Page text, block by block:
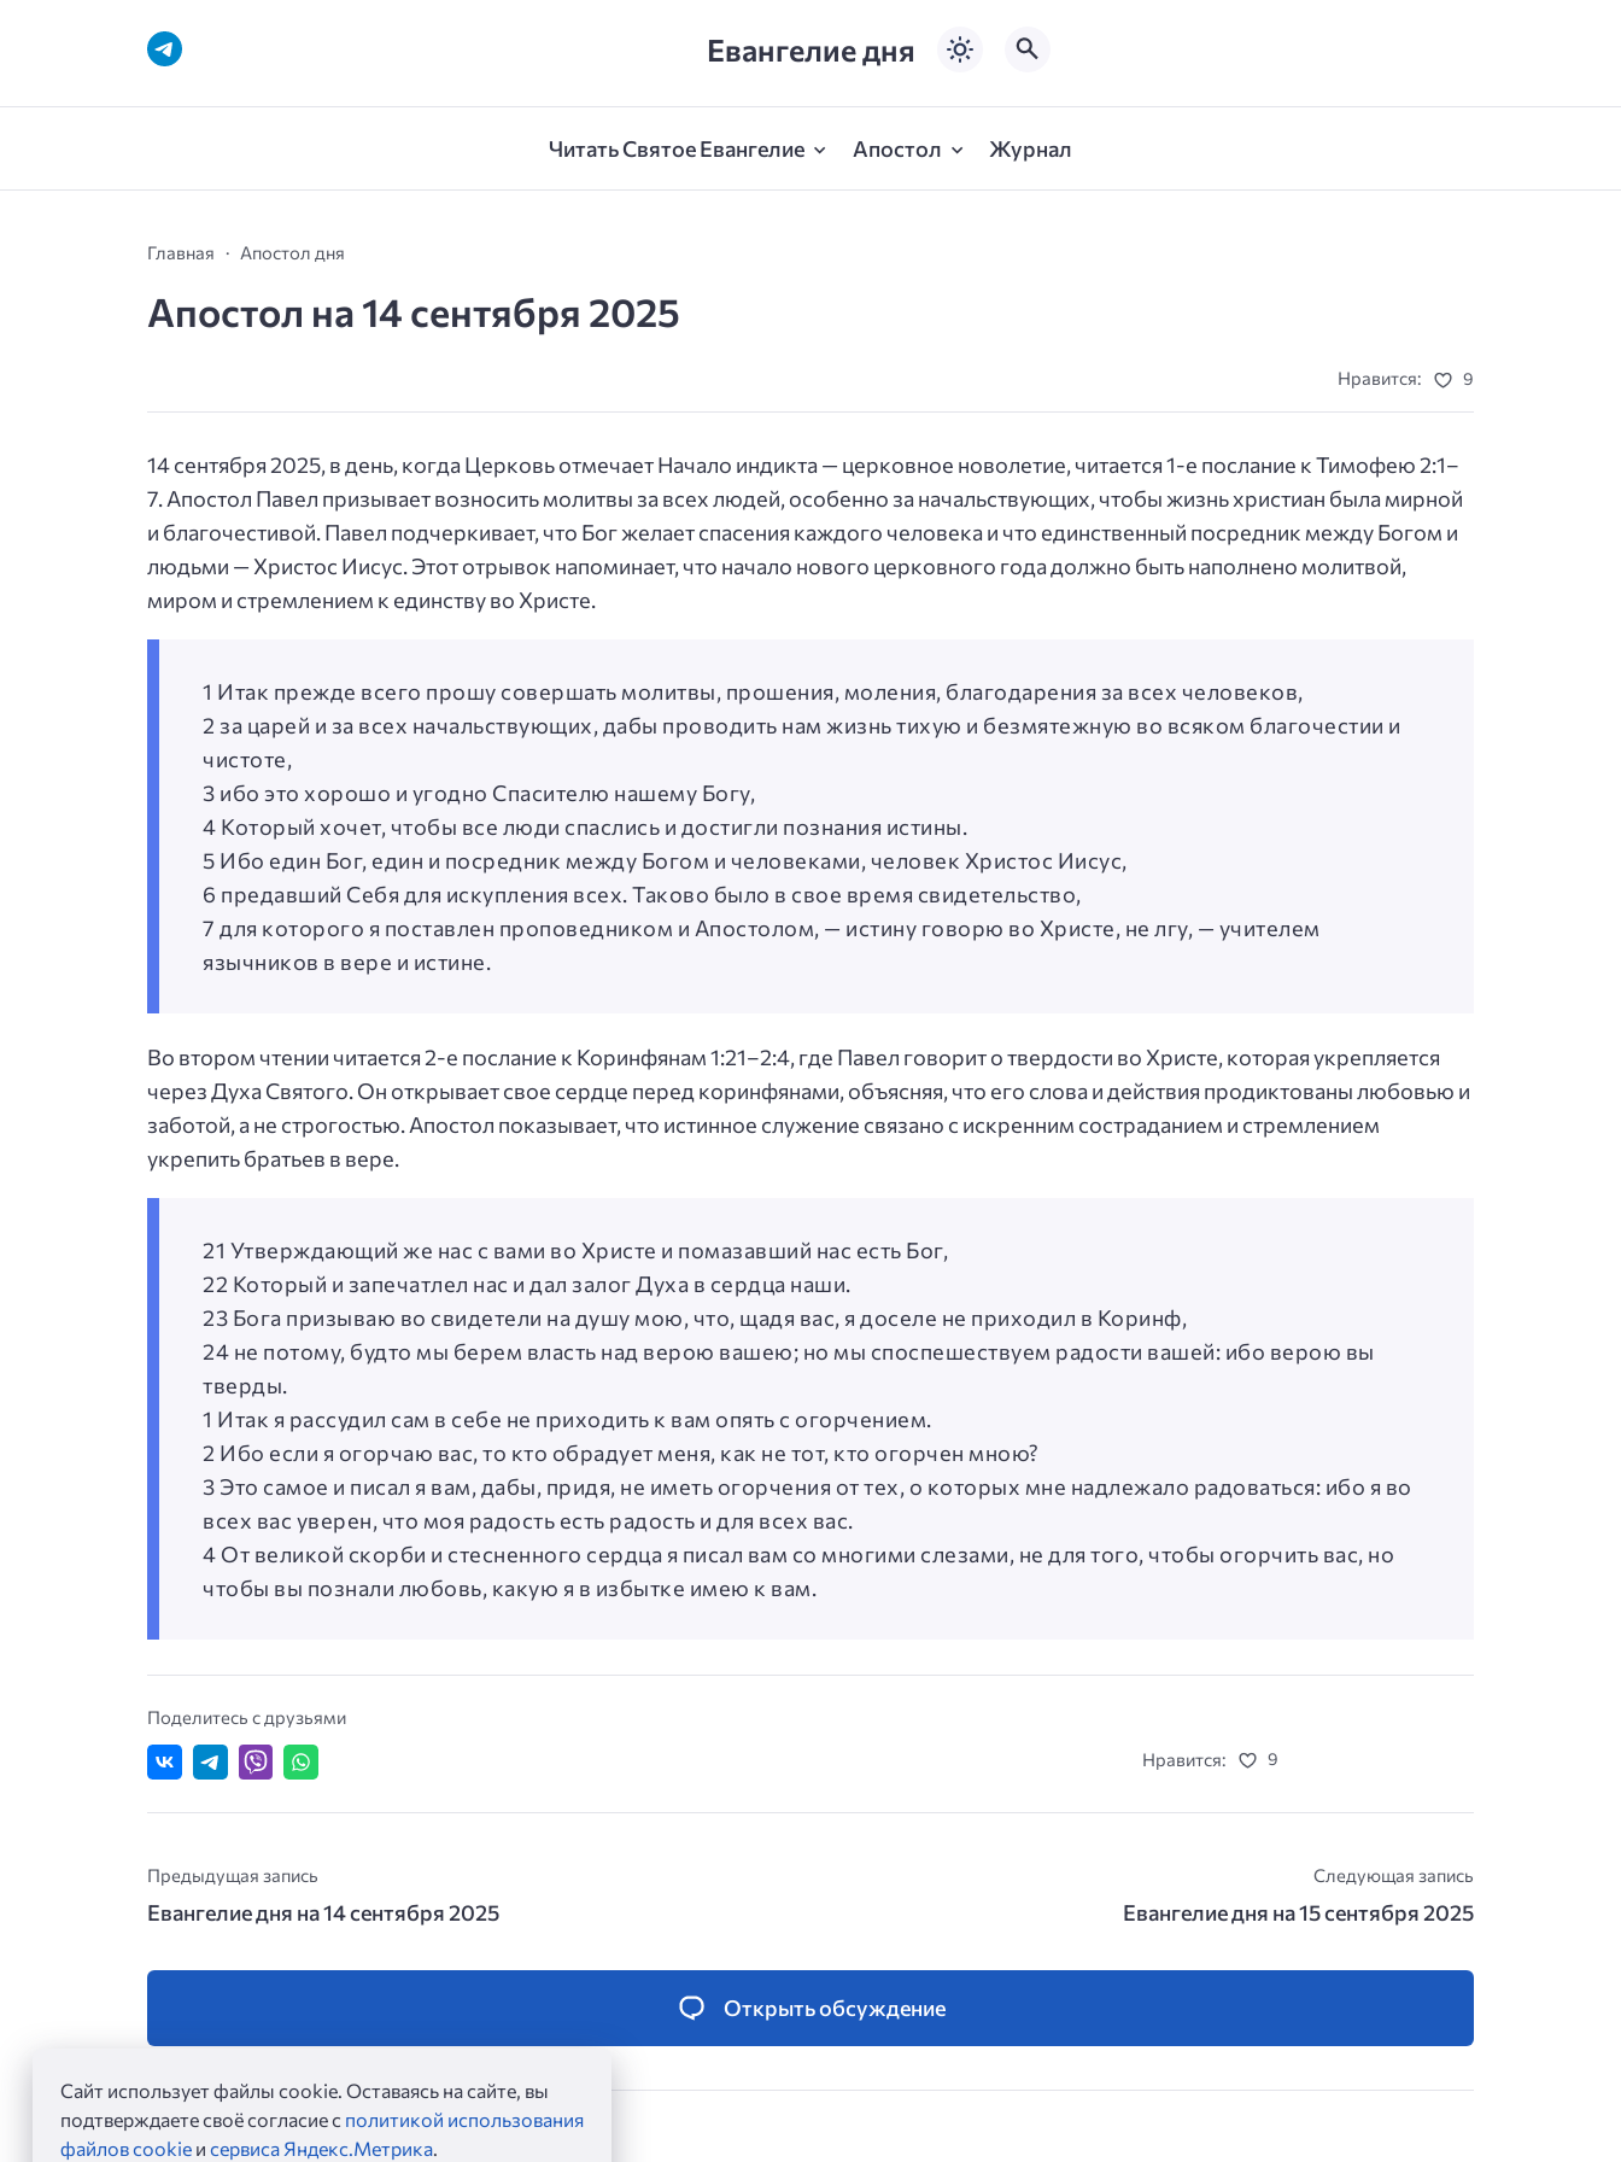
Евангелие дня
Читать Святое Евангелие Апостол Журнал
Главная Апостол дня
Апостол на 14 сентября 2025
Нравится: 9
14 сентября 2025, в день, когда Церковь отмечает Начало индикта — церковное новолетие, читается 1-е послание к Тимофею 2:1–
7.Апостол Павел призывает возносить молитвы за всех людей, особенно за начальствующих, чтобы жизнь христиан была мирной
и благочестивой. Павел подчеркивает, что Бог желает спасения каждого человека и что единственный посредник между Богом и
людьми — Христос Иисус. Этот отрывок напоминает, что начало нового церковного года должно быть наполнено молитвой,
миром и стремлением к единству во Христе.
1 Итак прежде всего прошу совершать молитвы, прошения, моления, благодарения за всех человеков,
2 за царей и за всех начальствующих, дабы проводить нам жизнь тихую и безмятежную во всяком благочестии и
чистоте,
3 ибо это хорошо и угодно Спасителю нашему Богу,
4 Который хочет, чтобы все люди спаслись и достигли познания истины.
5 Ибо един Бог, един и посредник между Богом и человеками, человек Христос Иисус,
6 предавший Себя для искупления всех. Таково было в свое время свидетельство,
7 для которого я поставлен проповедником и Апостолом, — истину говорю во Христе, не лгу, — учителем
язычников в вере и истине.
Во втором чтении читается 2-е послание к Коринфянам 1:21–2:4, где Павел говорит о твердости во Христе, которая укрепляется
через Духа Святого. Он открывает свое сердце перед коринфянами, объясняя, что его слова и действия продиктованы любовью и
заботой, а не строгостью. Апостол показывает, что истинное служение связано с искренним состраданием и стремлением
укрепить братьев в вере.
21 Утверждающий же нас с вами во Христе и помазавший нас есть Бог,
22 Который и запечатлел нас и дал залог Духа в сердца наши.
23 Бога призываю во свидетели на душу мою, что, щадя вас, я доселе не приходил в Коринф,
24 не потому, будто мы берем власть над верою вашею; но мы споспешествуем радости вашей: ибо верою вы
тверды.
1 Итак я рассудил сам в себе не приходить к вам опять с огорчением.
2 Ибо если я огорчаю вас, то кто обрадует меня, как не тот, кто огорчен мною?
3 Это самое и писал я вам, дабы, придя, не иметь огорчения от тех, о которых мне надлежало радоваться: ибо я во
всех вас уверен, что моя радость есть радость и для всех вас.
4 От великой скорби и стесненного сердца я писал вам со многими слезами, не для того, чтобы огорчить вас, но
чтобы вы познали любовь, какую я в избытке имею к вам.
Поделитесь с друзьями
Нравится:
9
Предыдущая запись
Евангелие дня на 14 сентября 2025
Следующая запись
Евангелие дня на 15 сентября 2025
Открыть обсуждение
Сайт использует файлы cookie. Оставаясь на сайте, вы
подтверждаете своё согласие с политикой использования
файлов cookieи сервиса Яндекс.Метрика.